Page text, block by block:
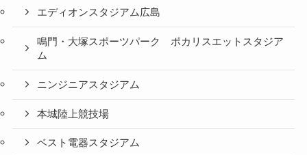
エディオンスタジアム広島
鳴門・大塚スポーツパーク ポカリスエットスタジア
ム
ニンジニアスタジアム
本城陸上競技場
ベスト電器スタジアム